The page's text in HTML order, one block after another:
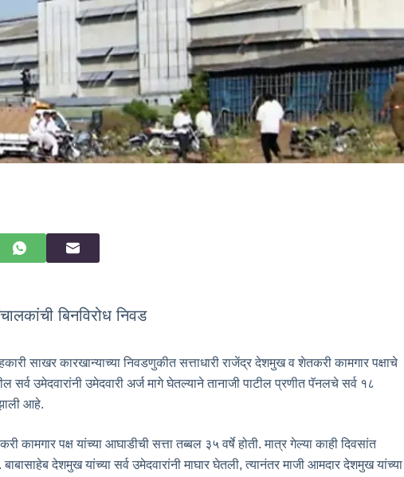
बिनविरोध निवड
साखर कारखान्याच्या निवडणुकीत सत्ताधारी राजेंद्र देशमुख व शेतकरी कामगार पक्षाचे
उमेदवारांनी उमेदवारी अर्ज मागे घेतल्याने तानाजी पाटील प्रणीत पॅनलचे सर्व १८
आहे.
पक्ष यांच्या आघाडीची सत्ता तब्बल ३५ वर्षे होती. मात्र गेल्या काही दिवसांत
देशमुख यांच्या सर्व उमेदवारांनी माघार घेतली, त्यानंतर माजी आमदार देशमुख यांच्या